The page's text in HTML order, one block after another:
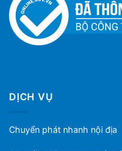
DỊCH VỤ
Chuyển phát nhanh nội địa